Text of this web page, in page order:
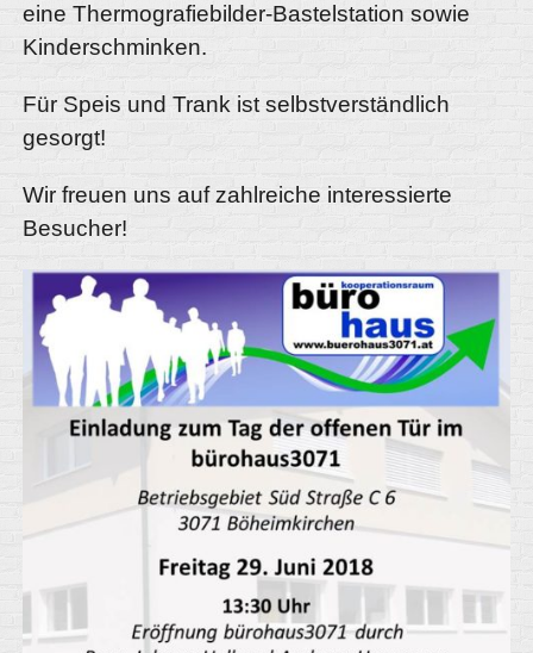
eine Thermografiebilder-Bastelstation sowie
Kinderschminken.
Für Speis und Trank ist selbstverständlich
gesorgt!
Wir freuen uns auf zahlreiche interessierte
Besucher!